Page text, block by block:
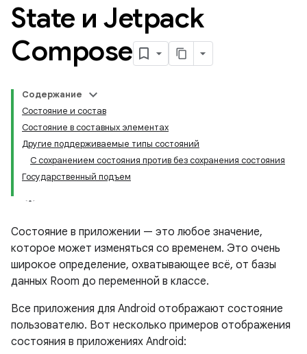
State и Jetpack
Compose
Содержание
Состояние и состав
Состояние в составных элементах
Другие поддерживаемые типы состояний
С сохранением состояния против без сохранения состояния
Государственный подъем
Состояние в приложении — это любое значение,
которое может изменяться со временем. Это очень
широкое определение, охватывающее всё, от базы
данных Room до переменной в классе.
Все приложения для Android отображают состояние
пользователю. Вот несколько примеров отображения
состояния в приложениях Android: